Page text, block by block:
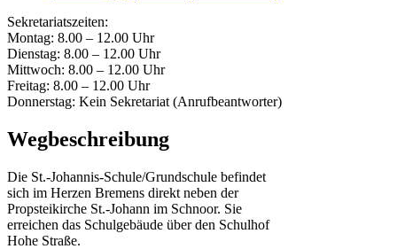
Sekretariatszeiten:
Montag: 8.00 – 12.00 Uhr
Dienstag: 8.00 – 12.00 Uhr
Mittwoch: 8.00 – 12.00 Uhr
Freitag: 8.00 – 12.00 Uhr
Donnerstag: Kein Sekretariat (Anrufbeantworter)
Wegbeschreibung
Die St.-Johannis-Schule/Grundschule befindet
sich im Herzen Bremens direkt neben der
Propsteikirche St.-Johann im Schnoor. Sie
erreichen das Schulgebäude über den Schulhof
Hohe Straße.